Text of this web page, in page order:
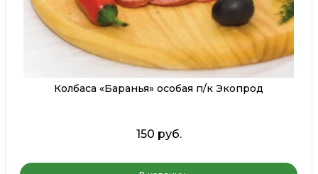
Колбаса «Баранья» особая п/к Экопрод
150 руб.